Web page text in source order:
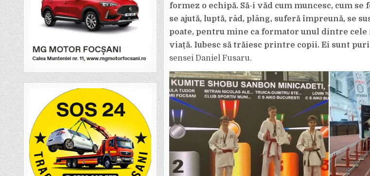
formez o echipă. Să-i văd cum muncesc, cum se
se ajută, luptă, râd, plâng, suferă împreună, se
poate, pentru mine ca formator unul dintre
viață. Iubesc să trăiesc printre copii. Ei sunt
sensei Daniel Fusaru.